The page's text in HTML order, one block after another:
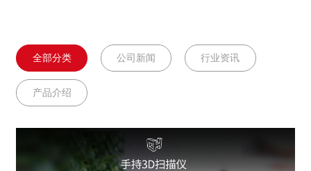
全部分类 公司新闻 行业资讯
产品介绍